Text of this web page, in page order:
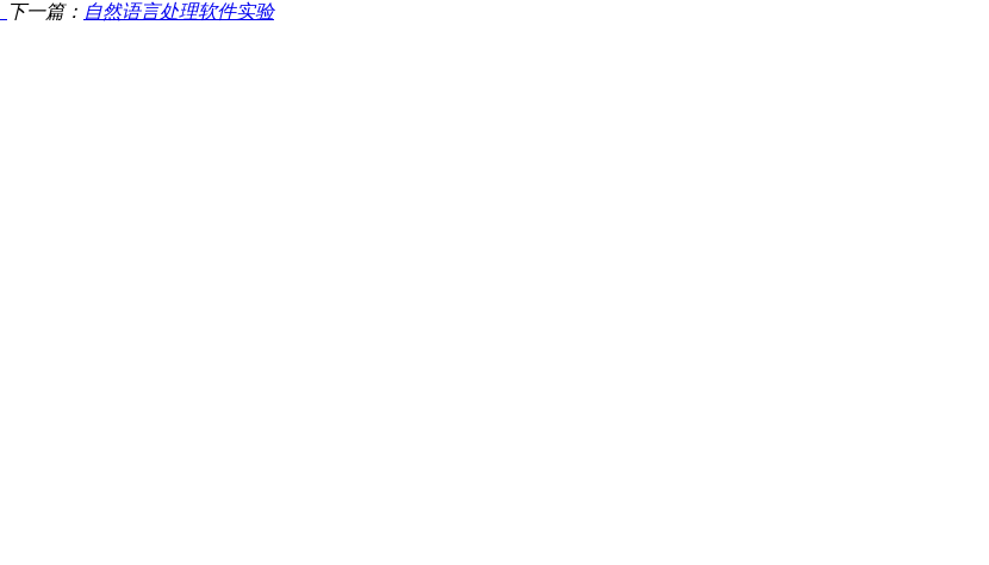
下一篇： 自然语言处理软件实验